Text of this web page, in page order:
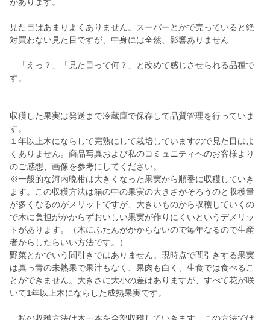
見た目はあまりよくありません。スーパーとかで売っていると絶
対買わない見た目ですが、中身には全然、影響ありません
「えっ？」「見た目って何？」と改めて感じさせられる品種で
す。
収穫した果実は発送まで冷蔵庫で保存して品質管理を行っていま
す。
１年以上木にならして完熟にして栽培していますので見た目はよ
くありません。商品写真および私のコミュニティへのお客様より
のご感想、画像を参考にしてください。
※一般的な河内晩柑は大きくなった果実から順番に収穫していき
ます。この収穫方法は箱の中の果実の大きさがそろうのと収穫量
が多くなるのがメリットですが、大きいものから収穫していくの
で木に負担がかからずおいしい果実が作りにくいというデメリッ
トがあります。（木にふたんがかからないので毎年なるので生産
者からしたらいい方法です。）
野菜とかでいう間引きではありません。現時点で間引きする果実
は真っ青の未熟果で果汁もなく、果肉も白く、生食では食べるこ
とができません。大きさに大小の差はありますが、すべて花が咲
いて1年以上木にならした成熟果実です。